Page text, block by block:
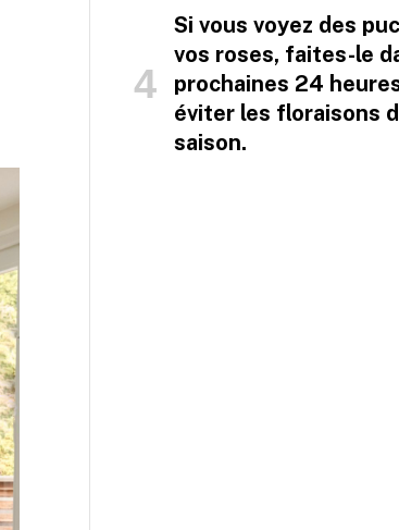
Si vous voyez des
vos roses, faites-le
prochaines 24
éviter les floraisons
saison.